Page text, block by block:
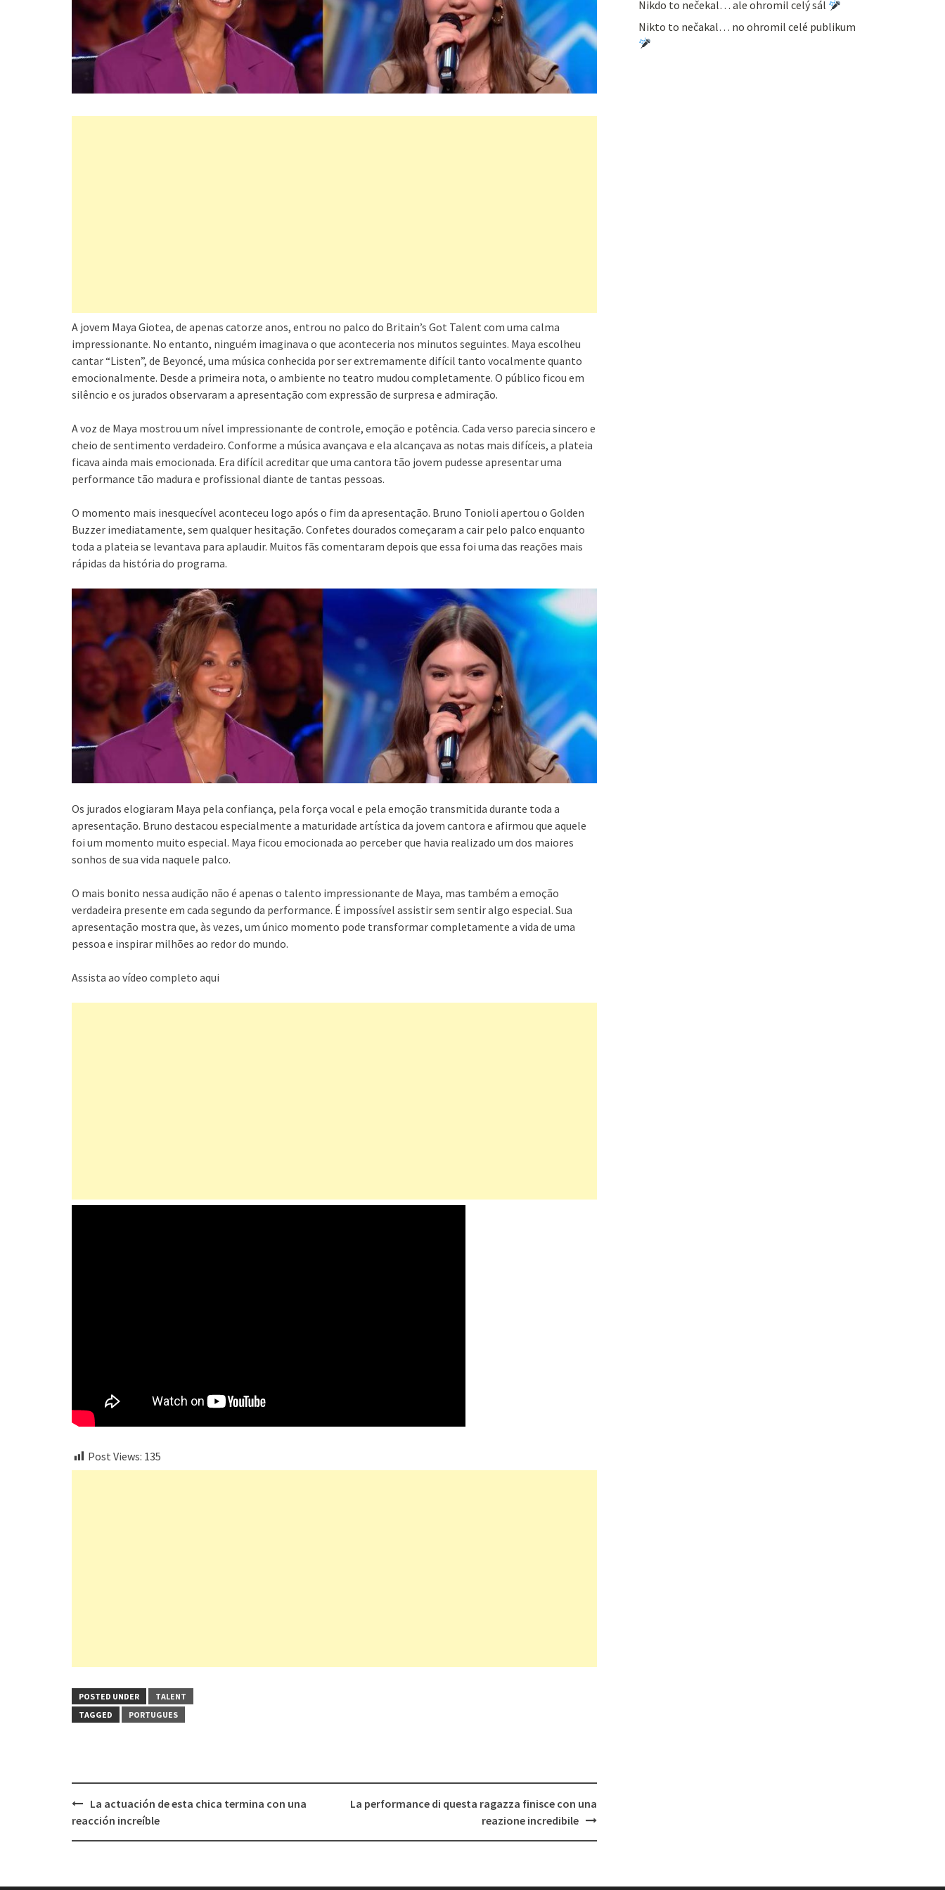
A jovem Maya Giotea, de apenas catorze anos, entrou no palco do Britain’s Got Talent com uma calma
impressionante. No entanto, ninguém imaginava o que aconteceria nos minutos seguintes. Maya escolheu
cantar “Listen”, de Beyoncé, uma música conhecida por ser extremamente difícil tanto vocalmente quanto
emocionalmente. Desde a primeira nota, o ambiente no teatro mudou completamente. O público ficou em
silêncio e os jurados observaram a apresentação com expressão de surpresa e admiração.
A voz de Maya mostrou um nível impressionante de controle, emoção e potência. Cada verso parecia sincero e
cheio de sentimento verdadeiro. Conforme a música avançava e ela alcançava as notas mais difíceis, a plateia
ficava ainda mais emocionada. Era difícil acreditar que uma cantora tão jovem pudesse apresentar uma
performance tão madura e profissional diante de tantas pessoas.
O momento mais inesquecível aconteceu logo após o fim da apresentação. Bruno Tonioli apertou o Golden
Buzzer imediatamente, sem qualquer hesitação. Confetes dourados começaram a cair pelo palco enquanto
toda a plateia se levantava para aplaudir. Muitos fãs comentaram depois que essa foi uma das reações mais
rápidas da história do programa.
Os jurados elogiaram Maya pela confiança, pela força vocal e pela emoção transmitida durante toda a
apresentação. Bruno destacou especialmente a maturidade artística da jovem cantora e afirmou que aquele
foi um momento muito especial. Maya ficou emocionada ao perceber que havia realizado um dos maiores
sonhos de sua vida naquele palco.
O mais bonito nessa audição não é apenas o talento impressionante de Maya, mas também a emoção
verdadeira presente em cada segundo da performance. É impossível assistir sem sentir algo especial. Sua
apresentação mostra que, às vezes, um único momento pode transformar completamente a vida de uma
pessoa e inspirar milhões ao redor do mundo.
Assista ao vídeo completo aqui
Post Views: 135
POSTED UNDER
TALENT
TAGGED
PORTUGUES
Post
navigation
La actuación de esta chica termina con una
reacción increíble
La performance di questa ragazza finisce con una
reazione incredibile
Nikdo to nečekal… ale ohromil celý sál
Nikto to nečakal… no ohromil celé publikum